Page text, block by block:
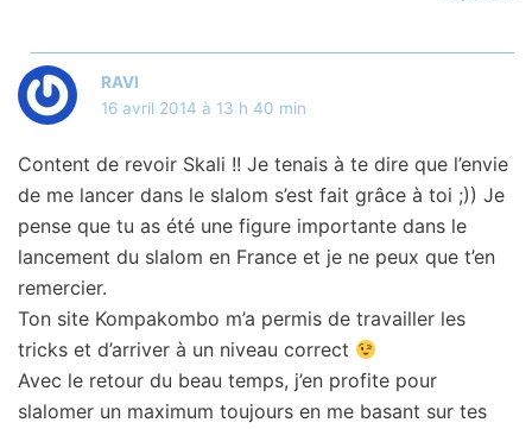
RAVI
16 avril 2014 à 13 h 40 min
Content de revoir Skali !! Je tenais à te dire que l’envie
de me lancer dans le slalom s’est fait grâce à toi ;)) Je
pense que tu as été une figure importante dans le
lancement du slalom en France et je ne peux que t’en
remercier.
Ton site Kompakombo m’a permis de travailler les
tricks et d’arriver à un niveau correct
Avec le retour du beau temps, j’en profite pour
slalomer un maximum toujours en me basant sur tes